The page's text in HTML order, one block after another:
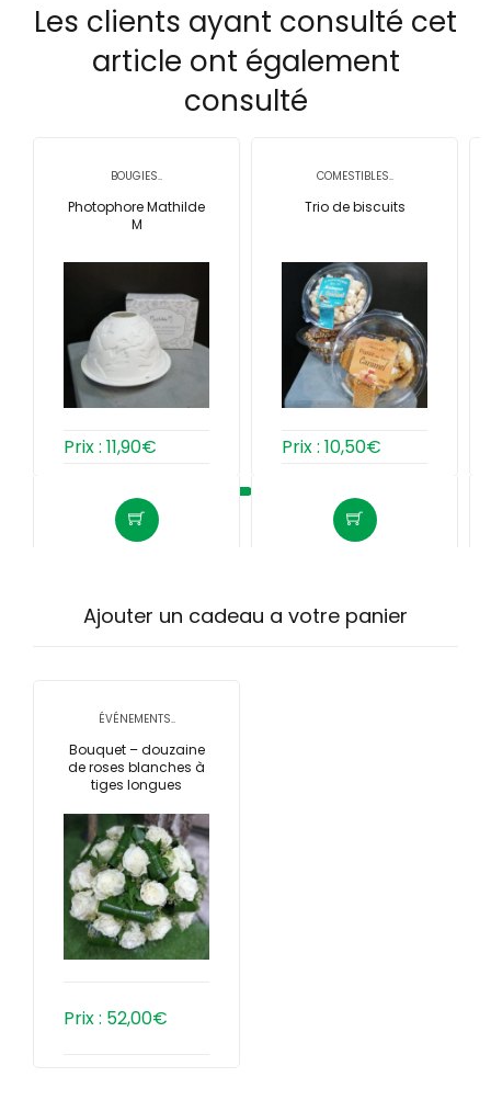
Les clients ayant consulté cet
article ont également
consulté
BOUGIES..
Photophore Mathilde
M
Prix : 11,90€
COMESTIBLES..
Trio de biscuits
Prix : 10,50€
Ajouter un cadeau a votre panier
ÉVÉNEMENTS..
Bouquet – douzaine
de roses blanches à
tiges longues
Prix : 52,00€